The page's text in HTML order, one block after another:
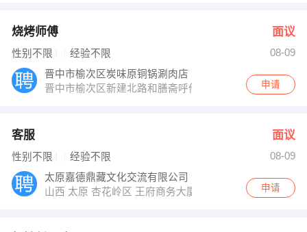
烧烤师傅 面议
性别不限 经验不限
08-09
晋中市榆次区炭味原铜锅涮肉店
晋中市榆次区新建北路和膳斋呼伦贝尔涮肉馆
申请
客服 面议
性别不限 经验不限
08-09
太原嘉德鼎藏文化交流有限公司
山西 太原 杏花岭区 王府商务大厦A座10层JK户
申请